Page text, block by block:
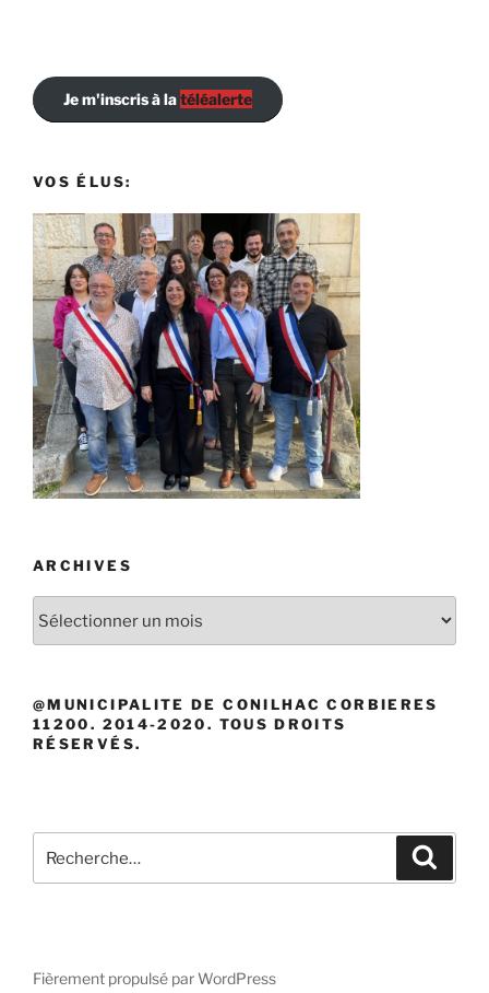
Je m'inscris à latéléalerte
VOS ÉLUS:
ARCHIVES
@MUNICIPALITE DE CONILHAC CORBIERES
11200. 2014-2020. TOUS DROITS
RÉSERVÉS.
pour
Fièrement propulsé par WordPress